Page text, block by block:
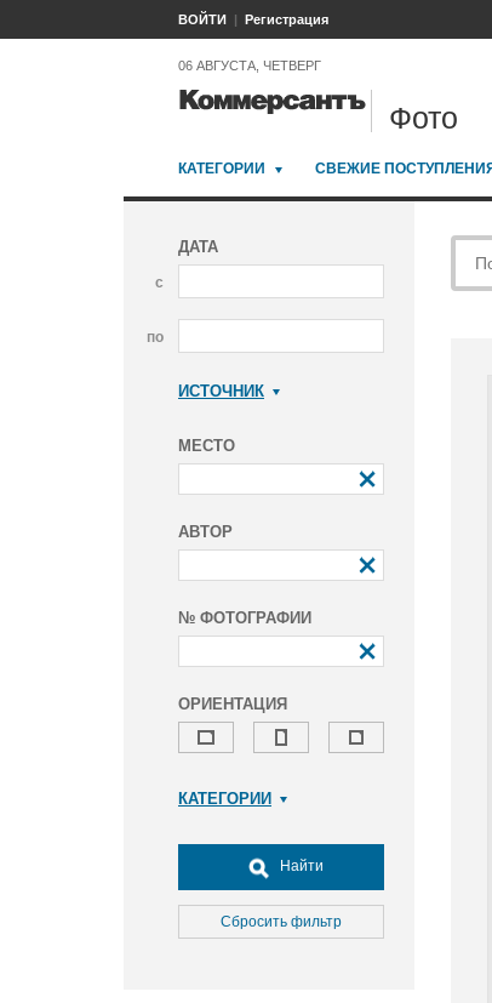
ВОЙТИ Регистрация
06 АВГУСТА, ЧЕТВЕРГ
Фото
КАТЕГОРИИ СВЕЖИЕ ПОСТУПЛЕНИЯ
ДАТА
с
по
ИСТОЧНИК
МЕСТО
АВТОР
№ ФОТОГРАФИИ
ОРИЕНТАЦИЯ
КАТЕГОРИИ
Досуг, туризм и отдых
Культура
Медицина
Найти
Сбросить фильтр